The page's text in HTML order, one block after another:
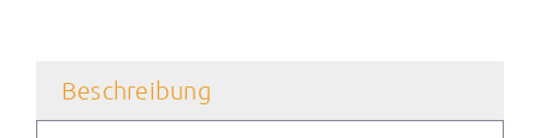
Beschreibung